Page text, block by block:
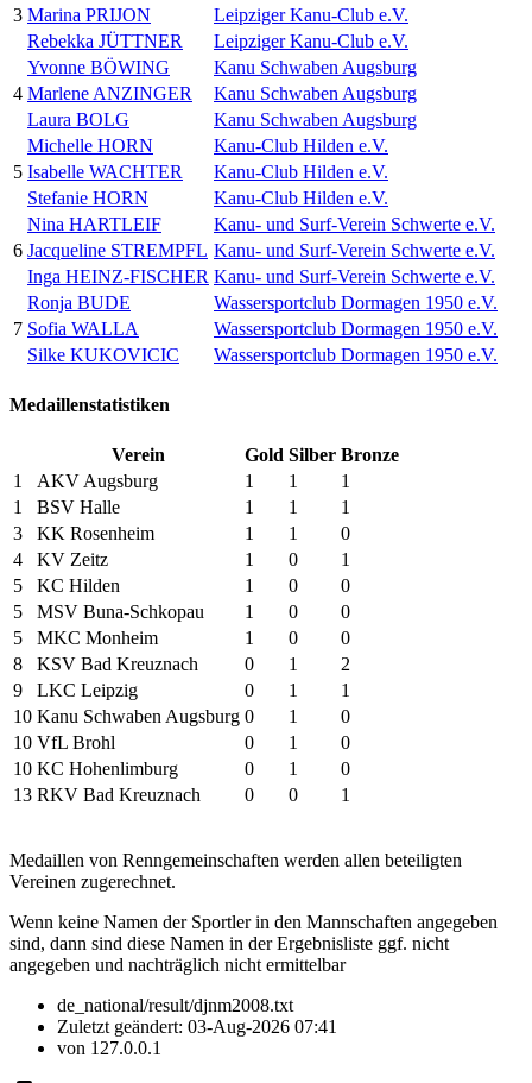
3 Marina PRIJON
Leipziger Kanu-Club e.V.
Rebekka JÜTTNER
Leipziger Kanu-Club e.V.
4
Yvonne BÖWING
Kanu Schwaben Augsburg
Marlene ANZINGER
Kanu Schwaben Augsburg
Laura BOLG
Kanu Schwaben Augsburg
5
Michelle HORN
Kanu-Club Hilden e.V.
Isabelle WACHTER
Kanu-Club Hilden e.V.
Stefanie HORN
Kanu-Club Hilden e.V.
6
Nina HARTLEIF
Kanu- und Surf-Verein Schwerte e.V.
Jacqueline STREMPFL Kanu- und Surf-Verein Schwerte e.V.
Inga HEINZ-FISCHER Kanu- und Surf-Verein Schwerte e.V.
7
Ronja BUDE
Wassersportclub Dormagen 1950 e.V.
Sofia WALLA
Wassersportclub Dormagen 1950 e.V.
Silke KUKOVICIC
Wassersportclub Dormagen 1950 e.V.
Medaillenstatistiken
Verein Gold Silber Bronze
1
AKV Augsburg 1 1
1
1
BSV Halle 1 1
1
3
KK Rosenheim 1 1
0
4
KV Zeitz 1 0
1
5
KC Hilden 1 0
0
5
MSV Buna-Schkopau 1 0
0
5
MKC Monheim 1 0
0
8
KSV Bad Kreuznach 0 1
2
9
LKC Leipzig 0 1
1
10 Kanu Schwaben Augsburg 0 1
0
10 VfL Brohl 0 1
0
10 KC Hohenlimburg 0 1
0
13 RKV Bad Kreuznach 0 0 1
Medaillen von Renngemeinschaften werden allen beteiligten
Vereinen zugerechnet.
Wenn keine Namen der Sportler in den Mannschaften angegeben
sind, dann sind diese Namen in der Ergebnisliste ggf. nicht
angegeben und nachträglich nicht ermittelbar
de_national/result/djnm2008.txt
Zuletzt geändert: 03-Aug-2026 07:41
von 127.0.0.1